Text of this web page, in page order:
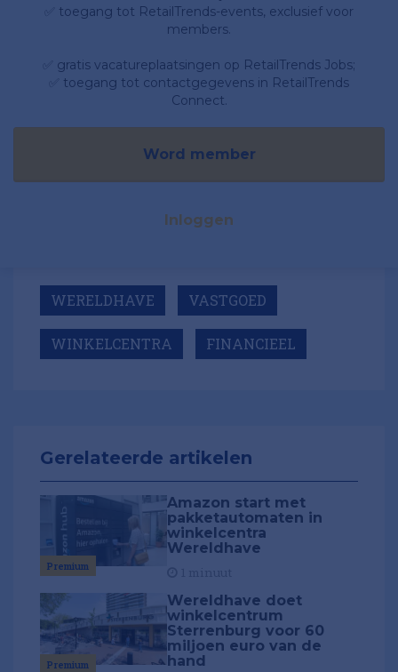
✅ toegang tot RetailTrends-events, exclusief voor
members.
✅ gratis vacatureplaatsingen op RetailTrends Jobs;
✅ toegang tot contactgegevens in RetailTrends
Connect.
Word member
Inloggen
WERELDHAVE VASTGOED
WINKELCENTRA FINANCIEEL
Gerelateerde artikelen
Premium
Amazon start met
pakketautomaten in
winkelcentra
Wereldhave
Premium
Wereldhave doet
winkelcentrum
Sterrenburg voor 60
miljoen euro van de
hand